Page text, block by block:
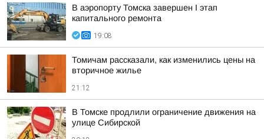
В аэропорту Томска завершен I этап
капитального ремонта
19:08
Томичам рассказали, как изменились цены на
вторичное жилье
21:12
В Томске продлили ограничение движения на
улице Сибирской